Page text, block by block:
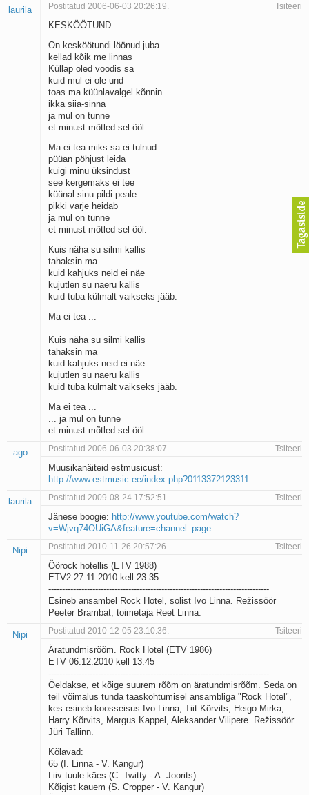
laurila Postitatud 2006-06-03 20:26:19. Tsiteeri
KESKÖÖTUND
On kesköötundi löönud juba
kellad kõik me linnas
Küllap oled voodis sa
kuid mul ei ole und
toas ma küünlavalgel kõnnin
ikka siia-sinna
ja mul on tunne
et minust mõtled sel ööl.
Ma ei tea miks sa ei tulnud
püüan pöhjust leida
kuigi minu üksindust
see kergemaks ei tee
küünal sinu pildi peale
pikki varje heidab
ja mul on tunne
et minust mõtled sel ööl.
Kuis näha su silmi kallis
tahaksin ma
kuid kahjuks neid ei näe
kujutlen su naeru kallis
kuid tuba külmalt vaikseks jääb.
Ma ei tea ...
...
Kuis näha su silmi kallis
tahaksin ma
kuid kahjuks neid ei näe
kujutlen su naeru kallis
kuid tuba külmalt vaikseks jääb.
Ma ei tea ...
... ja mul on tunne
et minust mõtled sel ööl.
ago Postitatud 2006-06-03 20:38:07. Tsiteeri
Muusikanäiteid estmusicust:
http://www.estmusic.ee/index.php?0113372123311
laurila Postitatud 2009-08-24 17:52:51. Tsiteeri
Jänese boogie: http://www.youtube.com/watch?
v=Wjvq74OUiGA&feature=channel_page
Nipi Postitatud 2010-11-26 20:57:26. Tsiteeri
Öörock hotellis (ETV 1988)
ETV2 27.11.2010 kell 23:35
--------------------------------------------------------------------------------
Esineb ansambel Rock Hotel, solist Ivo Linna. Režissöör
Peeter Brambat, toimetaja Reet Linna.
Nipi Postitatud 2010-12-05 23:10:36. Tsiteeri
Äratundmisrõõm. Rock Hotel (ETV 1986)
ETV 06.12.2010 kell 13:45
--------------------------------------------------------------------------------
Öeldakse, et kõige suurem rõõm on äratundmisrõõm. Seda on
teil võimalus tunda taaskohtumisel ansambliga "Rock Hotel",
kes esineb koosseisus Ivo Linna, Tiit Kõrvits, Heigo Mirka,
Harry Kõrvits, Margus Kappel, Aleksander Vilipere. Režissöör
Jüri Tallinn.
Kõlavad:
65 (I. Linna - V. Kangur)
Liiv tuule käes (C. Twitty - A. Joorits)
Kõigist kauem (S. Cropper - V. Kangur)